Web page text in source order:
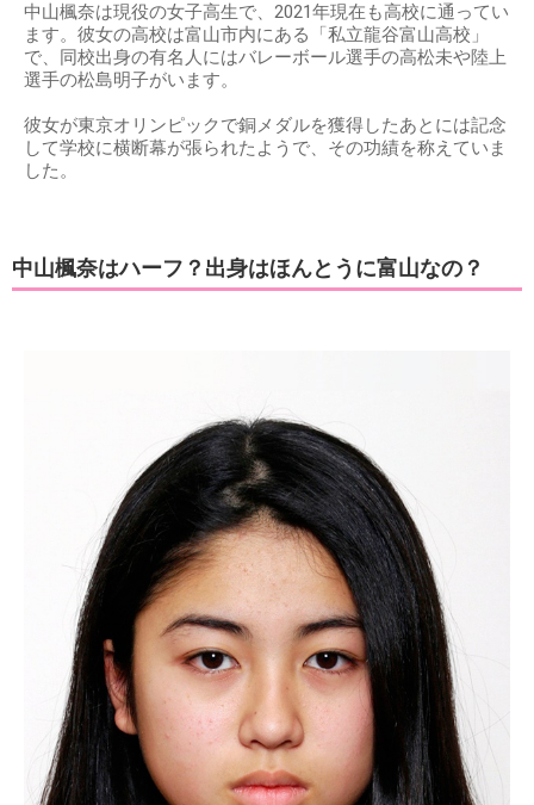
中山楓奈は現役の女子高生で、2021年現在も高校に通ってい
ます。彼女の高校は富山市内にある「私立龍谷富山高校」
で、同校出身の有名人にはバレーボール選手の高松未や陸上
選手の松島明子がいます。
彼女が東京オリンピックで銅メダルを獲得したあとには記念
して学校に横断幕が張られたようで、その功績を称えていま
した。
中山楓奈はハーフ？出身はほんとうに富山なの？